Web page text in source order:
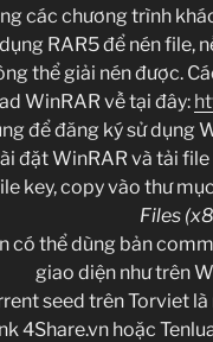
các chương trình
RAR5 để nén file,
thể giải nén được.
WinRAR về tại đây:
để đăng ký sử dụng
đặt WinRAR và tải
key, copy vào thư mục
Files
có thể dùng bản
giao diện như trên
seed trên Torviet
4Share.vn hoặc